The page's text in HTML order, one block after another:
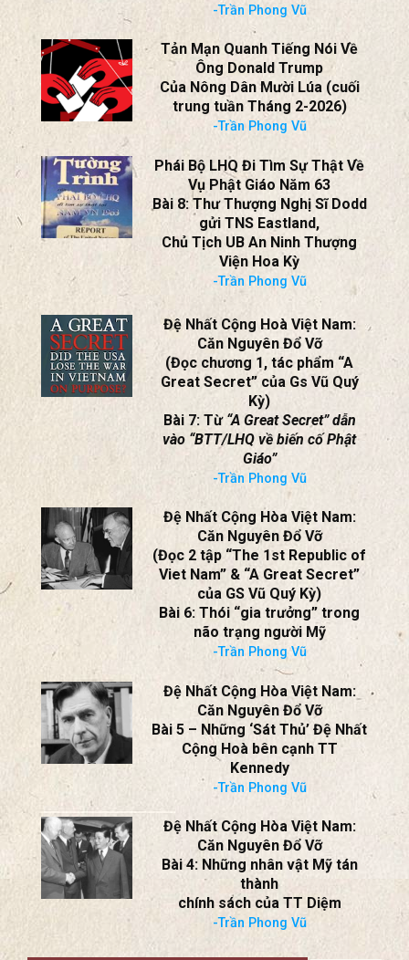
-Trần Phong Vũ
Tản Mạn Quanh Tiếng Nói Về
Ông Donald Trump
Của Nông Dân Mười Lúa (cuối
trung tuần Tháng 2-2026)
-Trần Phong Vũ
Phái Bộ LHQ Đi Tìm Sự Thật Về
Vụ Phật Giáo Năm 63
Bài 8: Thư Thượng Nghị Sĩ Dodd
gửi TNS Eastland,
Chủ Tịch UB An Ninh Thượng
Viện Hoa Kỳ
-Trần Phong Vũ
Đệ Nhất Cộng Hoà Việt Nam:
Căn Nguyên Đổ Vỡ
(Đọc chương 1, tác phẩm “A
Great Secret” của Gs Vũ Quý
Kỳ)
Bài 7: Từ “A Great Secret” dẫn
vào “BTT/LHQ về biến cố Phật
Giáo”
-Trần Phong Vũ
Đệ Nhất Cộng Hòa Việt Nam:
Căn Nguyên Đổ Vỡ
(Đọc 2 tập “The 1st Republic of
Viet Nam” & “A Great Secret”
của GS Vũ Quý Kỳ)
Bài 6: Thói “gia trưởng” trong
não trạng người Mỹ
-Trần Phong Vũ
Đệ Nhất Cộng Hòa Việt Nam:
Căn Nguyên Đổ Vỡ
Bài 5 – Những ‘Sát Thủ’ Đệ Nhất
Cộng Hoà bên cạnh TT
Kennedy
-Trần Phong Vũ
Đệ Nhất Cộng Hòa Việt Nam:
Căn Nguyên Đổ Vỡ
Bài 4: Những nhân vật Mỹ tán
thành
chính sách của TT Diệm
-Trần Phong Vũ